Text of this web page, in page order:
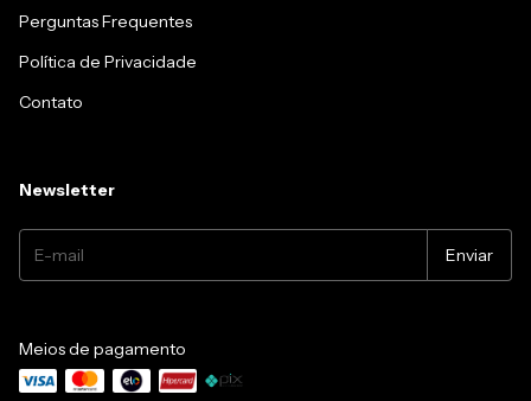
Perguntas Frequentes
Política de Privacidade
Contato
Newsletter
Meios de pagamento